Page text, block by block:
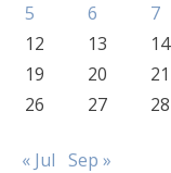
5
6 7
12
13 14
19
20 21
26
27 28
« Jul Sep »